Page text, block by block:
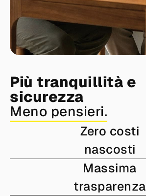
Più tranquillità e
sicurezza
Meno pensieri.
Zero costi
nascosti
Massima
trasparenza